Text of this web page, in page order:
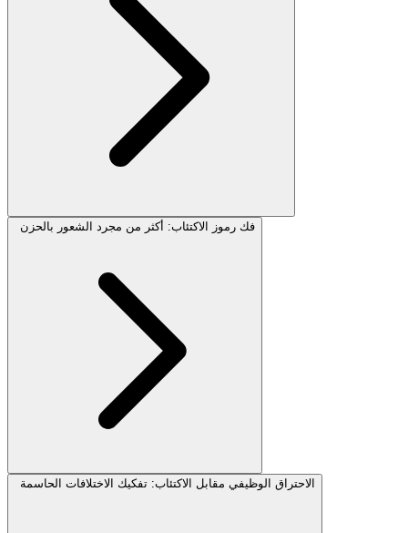
فك رموز الاكتئاب: أكثر من مجرد الشعور بالحزن
الاحتراق الوظيفي مقابل الاكتئاب: تفكيك الاختلافات الحاسمة